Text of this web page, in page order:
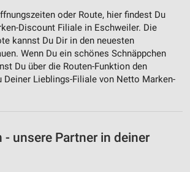
oder Route, hier findest Du
Discount Filiale in Eschweiler. Die
kannst Du Dir in den neuesten
Wenn Du ein schönes Schnäppchen
Du über die Routen-Funktion den
Deiner Lieblings-Filiale von Netto Marken-
- unsere Partner in deiner